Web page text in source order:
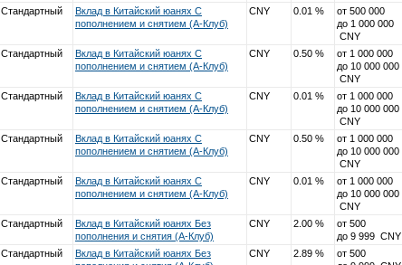
Стандартный
Вклад в Китайский юанях С
пополнением и снятием (А-Клуб)
CNY 0.01 %
от 500 000
до 1 000 000
CNY
Стандартный
Вклад в Китайский юанях С
пополнением и снятием (А-Клуб)
CNY 0.50 %
от 1 000 000
до 10 000 000
CNY
Стандартный
Вклад в Китайский юанях С
пополнением и снятием (А-Клуб)
CNY 0.01 %
от 1 000 000
до 10 000 000
CNY
Стандартный
Вклад в Китайский юанях С
пополнением и снятием (А-Клуб)
CNY 0.50 %
от 1 000 000
до 10 000 000
CNY
Стандартный
Вклад в Китайский юанях С
пополнением и снятием (А-Клуб)
CNY 0.01 %
от 1 000 000
до 10 000 000
CNY
Стандартный
Вклад в Китайский юанях Без
пополнения и снятия (А-Клуб)
CNY 2.00 %
от 500
до 9 999 CNY
Стандартный
Вклад в Китайский юанях Без
CNY 2.89 %
от 500